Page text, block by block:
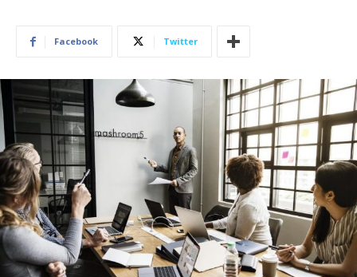
Facebook Twitter